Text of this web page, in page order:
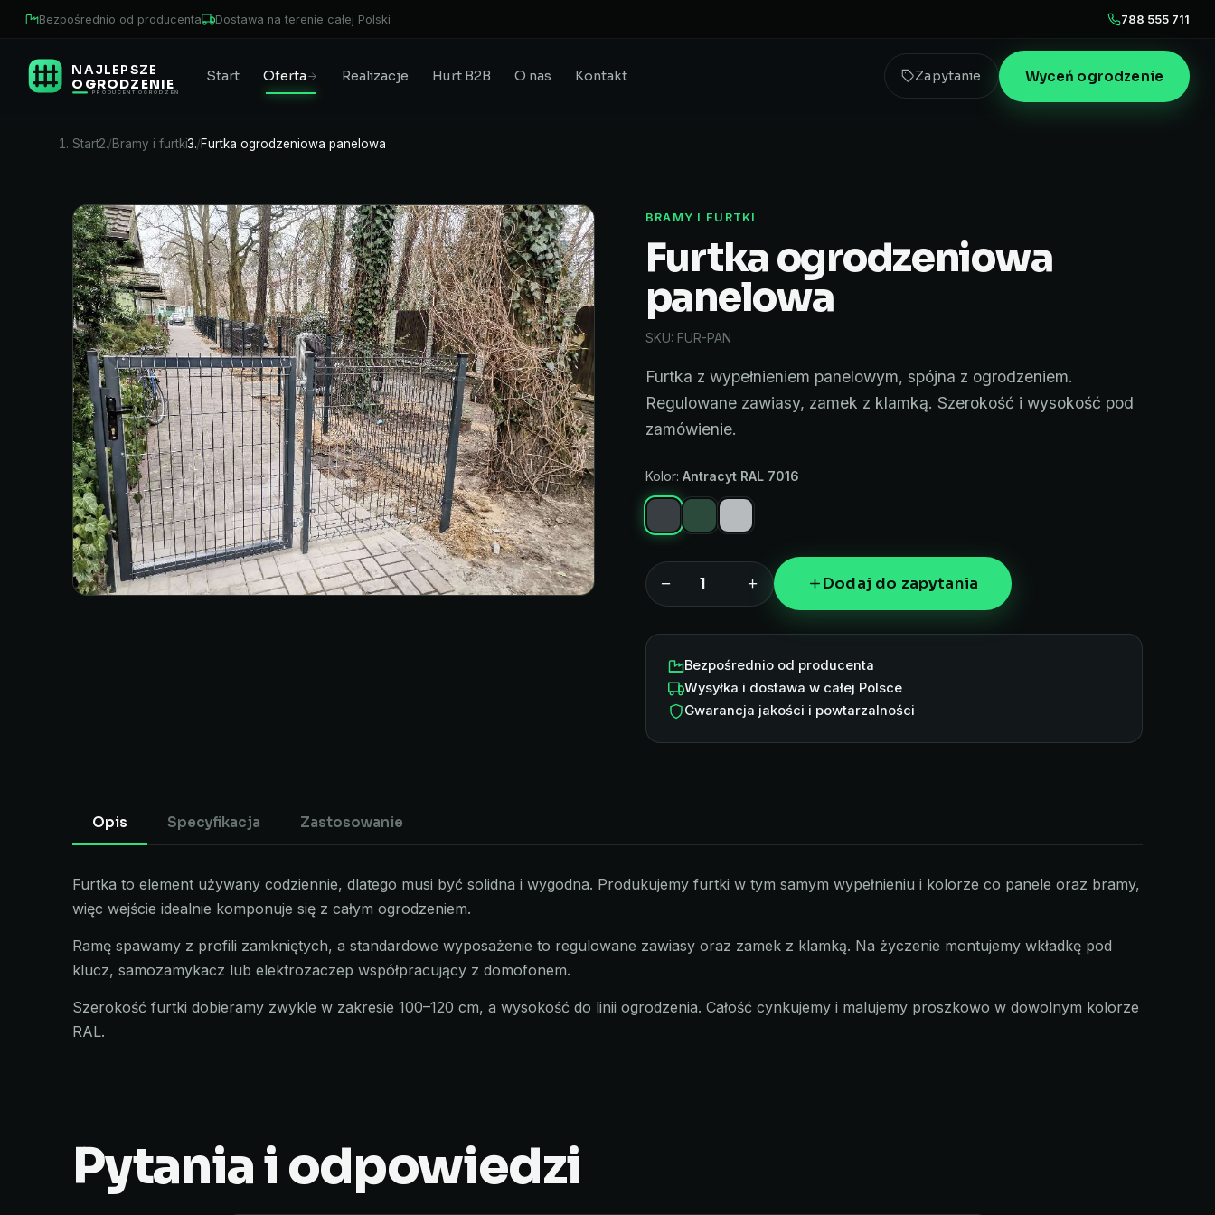
Bezpośrednio od producenta Dostawa na terenie całej Polski 788 555 711
NAJLEPSZE
OGRODZENIE
PRODUCENT OGRODZEŃ
Start Oferta Realizacje Hurt B2B O nas Kontakt Zapytanie Wyceń ogrodzenie
Start Bramy i furtki Furtka ogrodzeniowa panelowa
BRAMY I FURTKI
Furtka ogrodzeniowa
panelowa
SKU: FUR-PAN
Furtka z wypełnieniem panelowym, spójna z ogrodzeniem.
Regulowane zawiasy, zamek z klamką. Szerokość i wysokość pod
zamówienie.
Kolor: Antracyt RAL 7016
− + Dodaj do zapytania
Bezpośrednio od producenta
Wysyłka i dostawa w całej Polsce
Gwarancja jakości i powtarzalności
Opis Specyfikacja Zastosowanie
Furtka to element używany codziennie, dlatego musi być solidna i wygodna. Produkujemy furtki w tym samym wypełnieniu i kolorze co panele oraz bramy,
więc wejście idealnie komponuje się z całym ogrodzeniem.
Ramę spawamy z profili zamkniętych, a standardowe wyposażenie to regulowane zawiasy oraz zamek z klamką. Na życzenie montujemy wkładkę pod
klucz, samozamykacz lub elektrozaczep współpracujący z domofonem.
Szerokość furtki dobieramy zwykle w zakresie 100–120 cm, a wysokość do linii ogrodzenia. Całość cynkujemy i malujemy proszkowo w dowolnym kolorze
RAL.
Pytania i odpowiedzi